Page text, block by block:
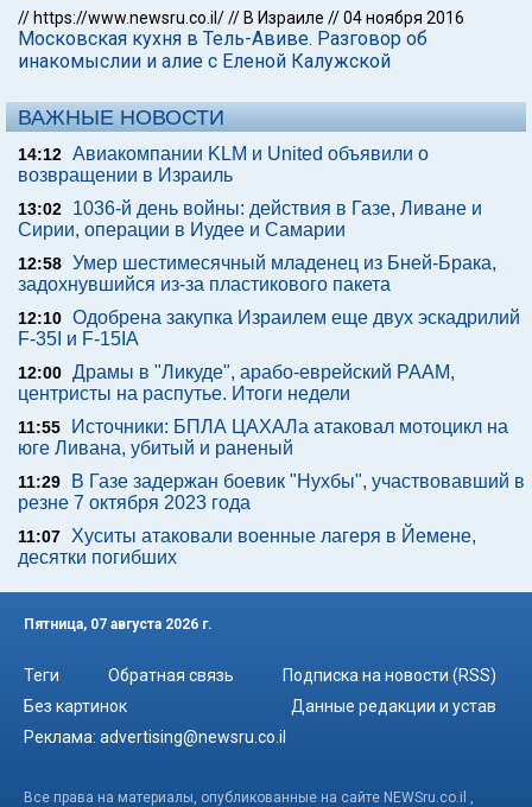
// https://www.newsru.co.il/// В Израиле //04 ноября 2016
Московская кухня в Тель-Авиве. Разговор об
инакомыслии и алие с Еленой Калужской
ВАЖНЫЕ НОВОСТИ
14:12 Авиакомпании KLM и United объявили о
возвращении в Израиль
13:02
1036-й день войны: действия в Газе, Ливане и
Сирии, операции в Иудее и Самарии
12:58 Умер шестимесячный младенец из Бней-Брака,
задохнувшийся из-за пластикового пакета
12:10 Одобрена закупка Израилем еще двух эскадрилий
F-35I и F-15IA
12:00 Драмы в "Ликуде", арабо-еврейский РААМ,
центристы на распутье. Итоги недели
11:55
Источники: БПЛА ЦАХАЛа атаковал мотоцикл на
юге Ливана, убитый и раненый
11:29
В Газе задержан боевик "Нухбы", участвовавший в
резне 7 октября 2023 года
11:07
Хуситы атаковали военные лагеря в Йемене,
десятки погибших
Пятница, 07 августа 2026 г.
Теги Обратная связь
Подписка на новости (RSS)
Без картинок
Данные редакции и устав
Реклама: advertising@newsru.co.il
Все права на материалы, опубликованные на сайте NEWSru.co.il ,